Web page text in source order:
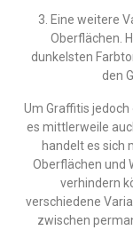
3. Eine weitere
Oberflächen.
dunkelsten
den
Um Graffitis
es mittlerweile
handelt es sich
Oberflächen und
verhindern
verschiedene
zwischen